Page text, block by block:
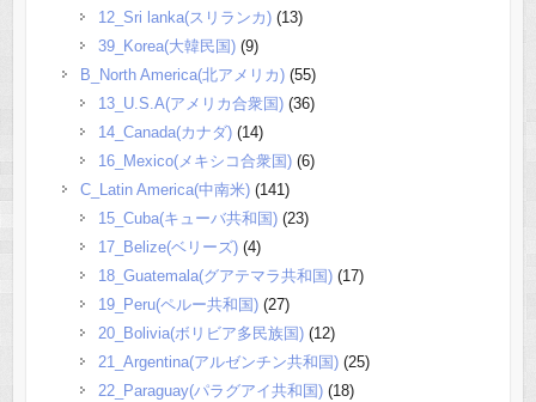
12_Sri lanka(スリランカ)(13)
39_Korea(大韓民国)(9)
B_North America(北アメリカ)(55)
13_U.S.A(アメリカ合衆国)(36)
14_Canada(カナダ)(14)
16_Mexico(メキシコ合衆国)(6)
C_Latin America(中南米)(141)
15_Cuba(キューバ共和国)(23)
17_Belize(ベリーズ)(4)
18_Guatemala(グアテマラ共和国)(17)
19_Peru(ペルー共和国)(27)
20_Bolivia(ボリビア多民族国)(12)
21_Argentina(アルゼンチン共和国)(25)
22_Paraguay(パラグアイ共和国)(18)